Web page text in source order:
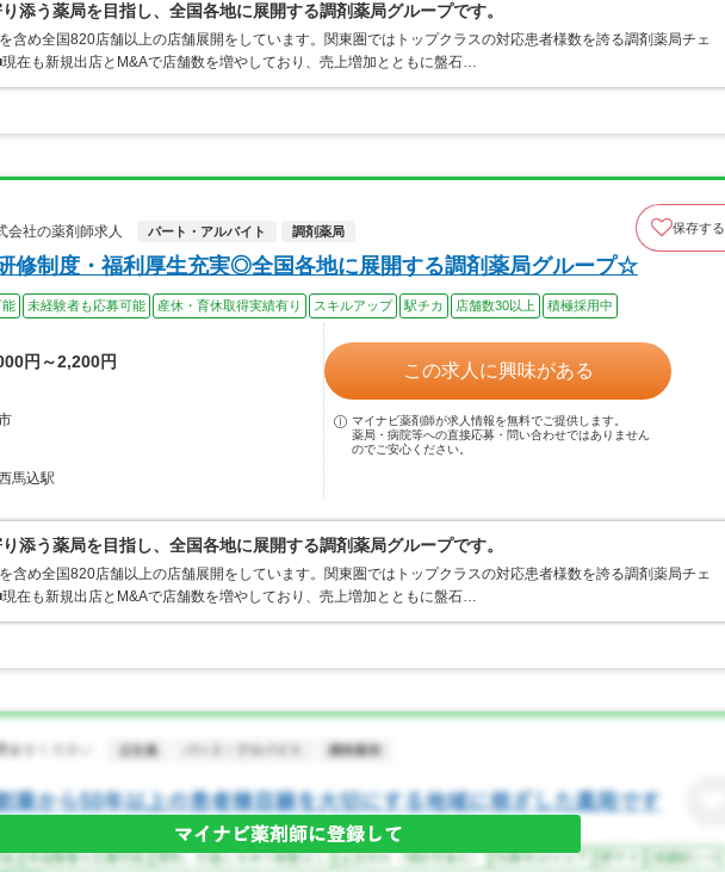
添う薬局を目指し、全国各地に展開する調剤薬局グループです。
含め全国820店舗以上の店舗展開をしています。関東圏ではトップクラスの対応患者様数を誇る調剤薬局チェ
在も新規出店とM&Aで店舗数を増やしており、売上増加とともに盤石…
社の薬剤師求人
パート・アルバイト 調剤薬局 保存する
修制度・福利厚生充実◎全国各地に展開する調剤薬局グループ☆
能 未経験者も応募可能 産休・育休取得実績有り スキルアップ 駅チカ 店舗数30以上 積極採用中
円～2,200円
馬込駅
この求人に興味がある
マイナビ薬剤師が求人情報を無料でご提供します。
薬局・病院等への直接応募・問い合わせではありません
のでご安心ください。
添う薬局を目指し、全国各地に展開する調剤薬局グループです。
含め全国820店舗以上の店舗展開をしています。関東圏ではトップクラスの対応患者様数を誇る調剤薬局チェ
在も新規出店とM&Aで店舗数を増やしており、売上増加とともに盤石…